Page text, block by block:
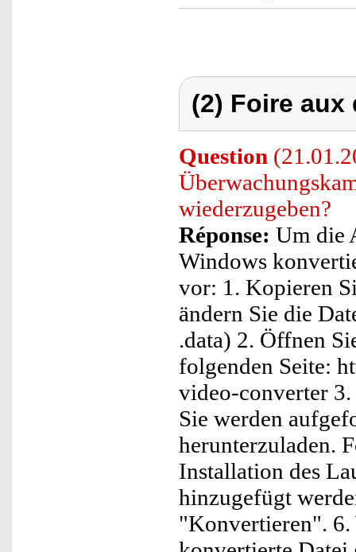
(2) Foire
Question
wiederzugeben?
Réponse: Um die
Windows
vor: 1. Kopieren
ändern Sie die
.data) 2. Öffnen
folgenden Seite:
video-converter
Sie werden
herunterzuladen.
Installation des
hinzugefügt
"Konvertieren". 6.